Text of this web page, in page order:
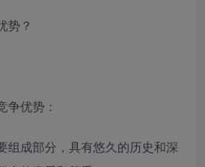
势？
争优势：
组成部分，具有悠久的历史和深